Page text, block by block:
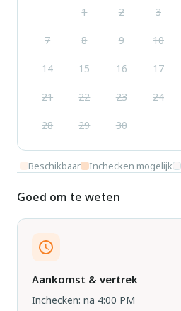
1 2 3
7 8 9 10
14 15 16 17
21 22 23 24
28 29 30
Beschikbaar Inchecken mogelijk
Goed om te weten
Aankomst & vertrek
Inchecken: na 4:00 PM